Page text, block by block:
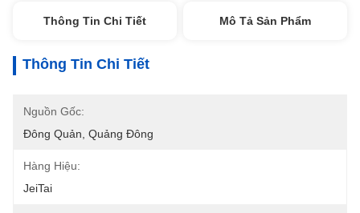
Thông Tin Chi Tiết Mô Tả Sản Phẩm
Thông Tin Chi Tiết
Nguồn Gốc:
Đông Quản, Quảng Đông
Hàng Hiệu:
JeiTai